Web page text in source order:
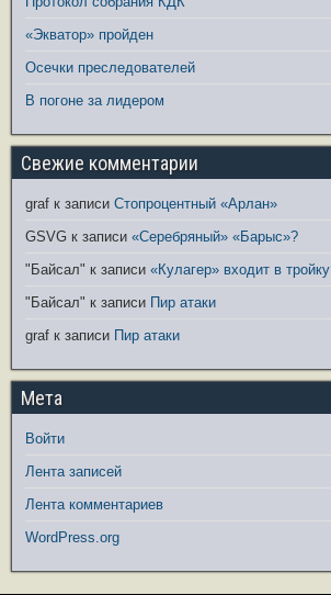
«Экватор» пройден
Осечки преследователей
В погоне за лидером
Свежие комментарии
graf к записи Стопроцентный «Арлан»
GSVG к записи «Серебряный» «Барыс»?
"Байсал" к записи «Кулагер» входит в тройку
"Байсал" к записи Пир атаки
graf к записи Пир атаки
Мета
Войти
Лента записей
Лента комментариев
WordPress.org